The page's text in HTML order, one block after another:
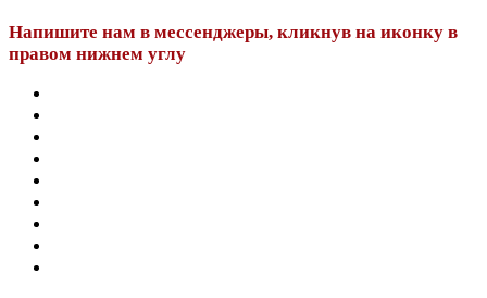
Напишите нам в мессенджеры, кликнув на иконку в
правом нижнем углу